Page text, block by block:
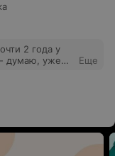
2 года у
думаю, уже
за
ради селфи -
А ещё
Еще